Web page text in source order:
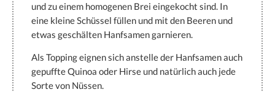
und zu einem homogenen Brei eingekocht sind. In
eine kleine Schüssel füllen und mit den Beeren und
etwas geschälten Hanfsamen garnieren.
Als Topping eignen sich anstelle der Hanfsamen auch
gepuffte Quinoa oder Hirse und natürlich auch jede
Sorte von Nüssen.